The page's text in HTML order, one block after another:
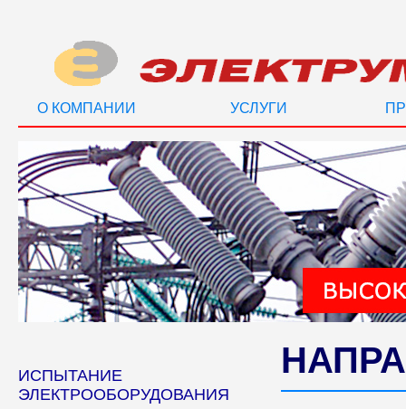
О КОМПАНИИ УСЛУГИ
ИСПЫТАНИЕ
ЭЛЕКТРООБОРУДОВАНИЯ